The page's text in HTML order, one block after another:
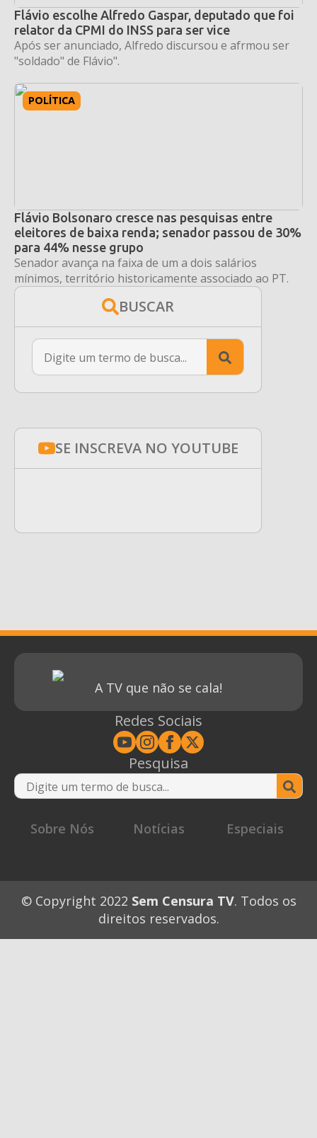
Flávio escolhe Alfredo Gaspar, deputado que foi
relator da CPMI do INSS para ser vice
Após ser anunciado, Alfredo discursou e afrmou ser
"soldado" de Flávio".
POLÍTICA
Flávio Bolsonaro cresce nas pesquisas entre
eleitores de baixa renda; senador passou de 30%
para 44% nesse grupo
Senador avança na faixa de um a dois salários
mínimos, território historicamente associado ao PT.
BUSCAR
Search
for:
SE INSCREVA NO YOUTUBE
A TV que não se cala!
Redes Sociais
Pesquisa
Sobre Nós
Notícias Especiais
© Copyright 2022 Sem Censura TV. Todos os
direitos reservados.